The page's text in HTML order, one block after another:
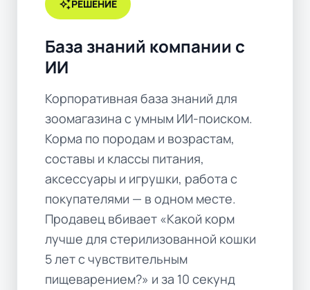
auto_awesomeРЕШЕНИЕ
База знаний компании с
ИИ
Корпоративная база знаний для
зоомагазина с умным ИИ-поиском.
Корма по породам и возрастам,
составы и классы питания,
аксессуары и игрушки, работа с
покупателями — в одном месте.
Продавец вбивает «Какой корм
лучше для стерилизованной кошки
5 лет с чувствительным
пищеварением?» и за 10 секунд